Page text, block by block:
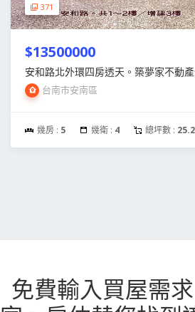
371
$13500000
安和路北外環四房透天。築夢家不動
台南市安南區
幾房 : 5 幾衛 : 4 總坪數 : 25.2
免費輸入買屋需求